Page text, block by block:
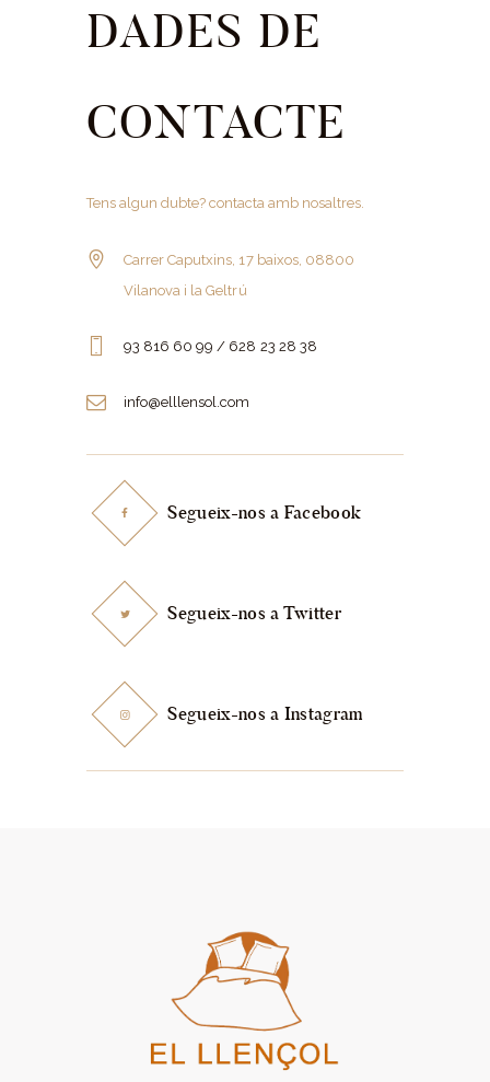
DADES DE
CONTACTE
Tens algun dubte? contacta amb nosaltres.
Carrer Caputxins, 17 baixos, 08800
Vilanova i la Geltrú
93 816 60 99 / 628 23 28 38
info@elllensol.com
Segueix-nos a Facebook
Segueix-nos a Twitter
Segueix-nos a Instagram